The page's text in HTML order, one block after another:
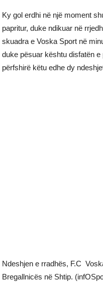
Ky gol erdhi në një moment
papritur, duke ndikuar në
skuadra e Voska Sport në
duke pësuar kështu disfatën
përfshirë këtu edhe dy
Ndeshjen e rradhës, F.C
Bregallnicës në Shtip.